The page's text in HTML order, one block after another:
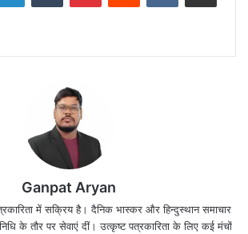
Ganpat Aryan
में सक्रिय है। दैनिक भास्कर और हिन्दुस्थान समाचार
के तौर पर सेवाएं दीं। उत्कृष्ट पत्रकारिता के लिए कई मंचों